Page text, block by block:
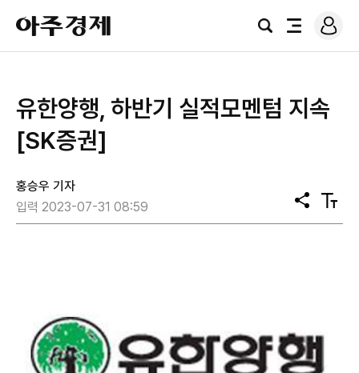
아
주
경
검
전
로
그
유한양행, 하반기 실적모멘텀 지속
[SK증권]
홍승우 기자
입력 2023-07-31 08:59
공
유
텍
스